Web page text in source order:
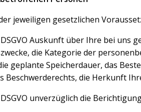
jeweiligen gesetzlichen
Auskunft über Ihre bei uns
die Kategorie der
geplante Speicherdauer, das
Beschwerderechts, die Herkunft
unverzüglich die